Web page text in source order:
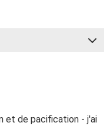
et de pacification - j'ai